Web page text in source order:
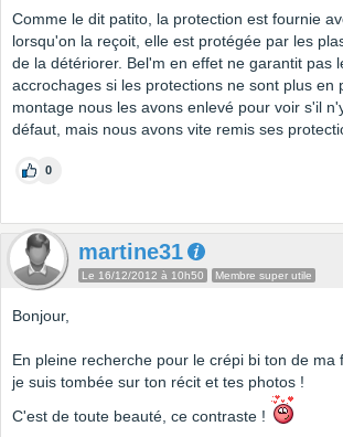
Comme le dit patito, la protection est fournie
lorsqu'on la reçoit, elle est protégée par les
de la détériorer. Bel'm en effet ne garantit pas
accrochages si les protections ne sont plus en
montage nous les avons enlevé pour voir s'il
défaut, mais nous avons vite remis ses
0
martine31
Le 16/12/2012 à 10h50 Membre super utile
Bonjour,
En pleine recherche pour le crépi bi ton de ma
je suis tombée sur ton récit et tes photos !
C'est de toute beauté, ce contraste !